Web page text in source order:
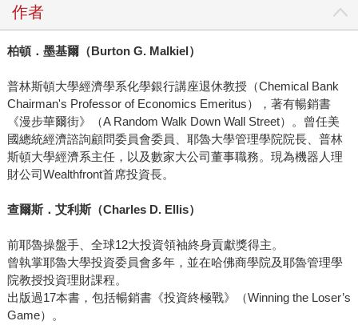
作者
柏頓．墨基爾（Burton G. Malkiel）
普林斯頓大學經濟學系化學銀行講座退休教授（Chemical Bank
Chairman's Professor of Economics Emeritus），著有暢銷書
《漫步華爾街》（A Random Walk Down Wall Street）。曾任美
國總統經濟諮詢顧問委員會委員、耶魯大學管理學院院長、普林
斯頓大學經濟系主任，以及數家大公司董事職務。現為機器人理
財公司Wealthfront首席投資長。
查爾斯．艾利斯（Charles D. Ellis）
前耶魯操盤手、全球12大投資領袖終身貢獻獎得主。
曾執掌耶魯大學投資委員會多年，並在哈佛商學院及耶魯管理學
院教授投資理財課程。
出版過17本書，包括暢銷書《投資終極戰》（Winning the Loser’s
Game）。